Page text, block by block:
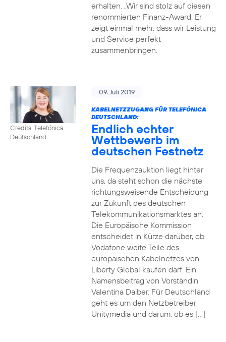
erhalten. „Wir sind stolz auf diesen
renommierten Finanz-Award. Er
zeigt einmal mehr, dass wir Leistung
und Service perfekt
zusammenbringen.
Credits: Telefónica
Deutschland
09. Juli 2019
KABELNETZZUGANG FÜR TELEFÓNICA
DEUTSCHLAND:
Endlich echter
Wettbewerb im
deutschen Festnetz
Die Frequenzauktion liegt hinter
uns, da steht schon die nächste
richtungsweisende Entscheidung
zur Zukunft des deutschen
Telekommunikationsmarktes an:
Die Europäische Kommission
entscheidet in Kürze darüber, ob
Vodafone weite Teile des
europäischen Kabelnetzes von
Liberty Global kaufen darf. Ein
Namensbeitrag von Vorständin
Valentina Daiber. Für Deutschland
geht es um den Netzbetreiber
Unitymedia und darum, ob es […]